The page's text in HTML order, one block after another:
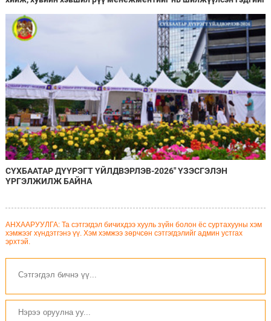
СҮХБААТАР ДҮҮРЭГТ ҮЙЛДВЭРЛЭВ-2026" ҮЗЭСГЭЛЭН
ҮРГЭЛЖИЛЖ БАЙНА
АНХААРУУЛГА: Та сэтгэгдэл бичихдээ хууль зүйн болон ёс суртахууны хэм
хэмжээг хүндэтгэнэ үү. Хэм хэмжээ зөрчсөн сэтгэгдэлийг админ устгах
эрхтэй.